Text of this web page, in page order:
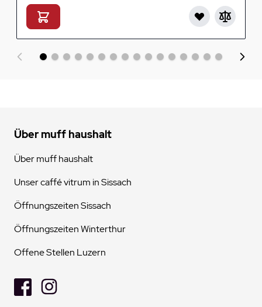
Über muff haushalt
Über muff haushalt
Unser caffé vitrum in Sissach
Öffnungszeiten Sissach
Öffnungszeiten Winterthur
Offene Stellen Luzern